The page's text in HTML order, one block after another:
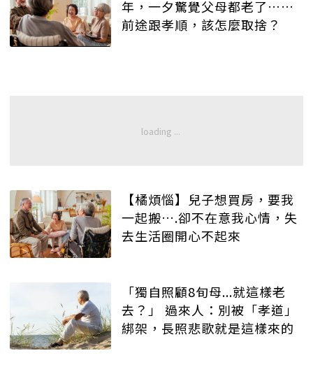
年，一夕驚覺父母都老了……
前途跟孝順，該怎麼取捨？
【橘煩惱】兒子想買房，要我
一起搬….卻不在意我心情，失
去生活圈開心不起來
「獨自照顧8旬母...就這樣老
去？」 過來人：別被「孝道」
綁架，長照悲歌就是這樣來的